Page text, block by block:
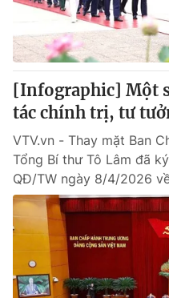
[Infographic] Một
tác chính trị, tư
VTV.vn - Thay mặt Ban
Tổng Bí thư Tô Lâm đã
QĐ/TW ngày 8/4/2026